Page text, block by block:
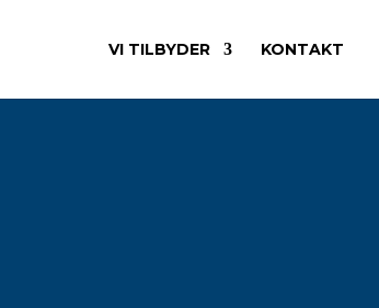
VI TILBYDER KONTAKT